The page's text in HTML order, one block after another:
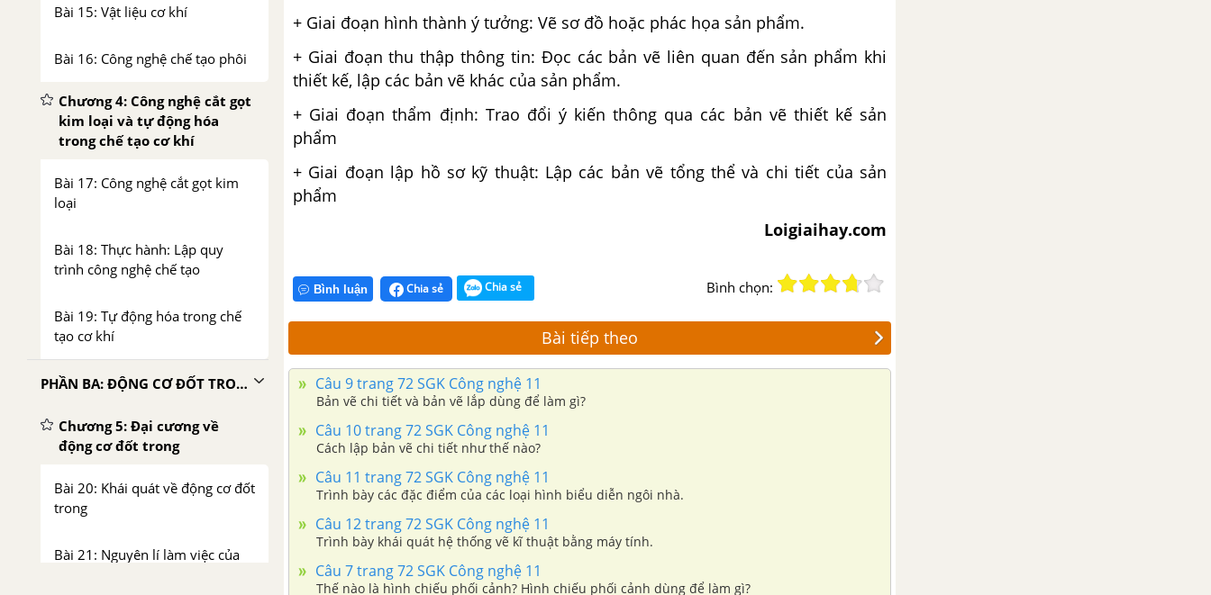
Bài 15: Vật liệu cơ khí
Bài 16: Công nghệ chế tạo phôi
Chương 4: Công nghệ cắt gọt
kim loại và tự động hóa
trong chế tạo cơ khí
Bài 17: Công nghệ cắt gọt kim
loại
Bài 18: Thực hành: Lập quy
trình công nghệ chế tạo
Bài 19: Tự động hóa trong chế
tạo cơ khí
PHẦN BA: ĐỘNG CƠ ĐỐT TRONG
Chương 5: Đại cương về
động cơ đốt trong
Bài 20: Khái quát về động cơ đốt
trong
Bài 21: Nguyên lí làm việc của
+ Giai đoạn hình thành ý tưởng: Vẽ sơ đồ hoặc phác họa sản phẩm.
+ Giai đoạn thu thập thông tin: Đọc các bản vẽ liên quan đến sản phẩm khi
thiết kế, lập các bản vẽ khác của sản phẩm.
+ Giai đoạn thẩm định: Trao đổi ý kiến thông qua các bản vẽ thiết kế sản
phẩm
+ Giai đoạn lập hồ sơ kỹ thuật: Lập các bản vẽ tổng thể và chi tiết của sản
phẩm
Loigiaihay.com
Bình luận Chia sẻ Chia sẻ Bình chọn:
Bài tiếp theo
Câu 9 trang 72 SGK Công nghệ 11
Bản vẽ chi tiết và bản vẽ lắp dùng để làm gì?
Câu 10 trang 72 SGK Công nghệ 11
Cách lập bản vẽ chi tiết như thế nào?
Câu 11 trang 72 SGK Công nghệ 11
Trình bày các đặc điểm của các loại hình biểu diễn ngôi nhà.
Câu 12 trang 72 SGK Công nghệ 11
Trình bày khái quát hệ thống vẽ kĩ thuật bằng máy tính.
Câu 7 trang 72 SGK Công nghệ 11
Thế nào là hình chiếu phối cảnh? Hình chiếu phối cảnh dùng để làm gì?